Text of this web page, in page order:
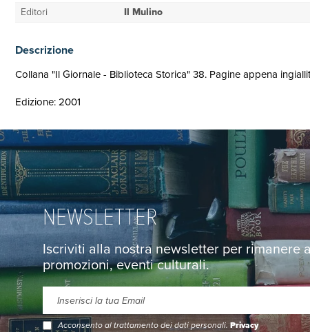
Editori
Il Mulino
Descrizione
Collana "Il Giornale - Biblioteca Storica" 38. Pagine appena
Edizione: 2001
NEWSLETTER
Iscriviti alla nostra newsletter per rimanere
promozioni, eventi culturali.
Acconsento al trattamento dei dati personali.Privacy